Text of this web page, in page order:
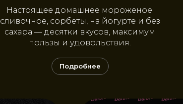
Настоящее домашнее мороженое:
сливочное, сорбеты, на йогурте и без
сахара — десятки вкусов, максимум
пользы и удовольствия.
Подробнее